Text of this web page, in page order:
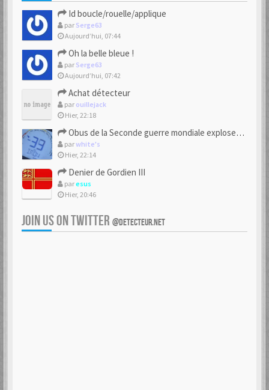
Id boucle/rouelle/applique
par Serge63
Aujourd’hui, 07:44
Oh la belle bleue !
par Serge63
Aujourd’hui, 07:42
Achat détecteur
par ouillejack
Hier, 22:18
Obus de la Seconde guerre mondiale explosent dans des champs.
parwhite's
Hier, 22:14
Denier de Gordien III
paresus
Hier, 20:46
JOIN US ON TWITTER @DETECTEUR.NET